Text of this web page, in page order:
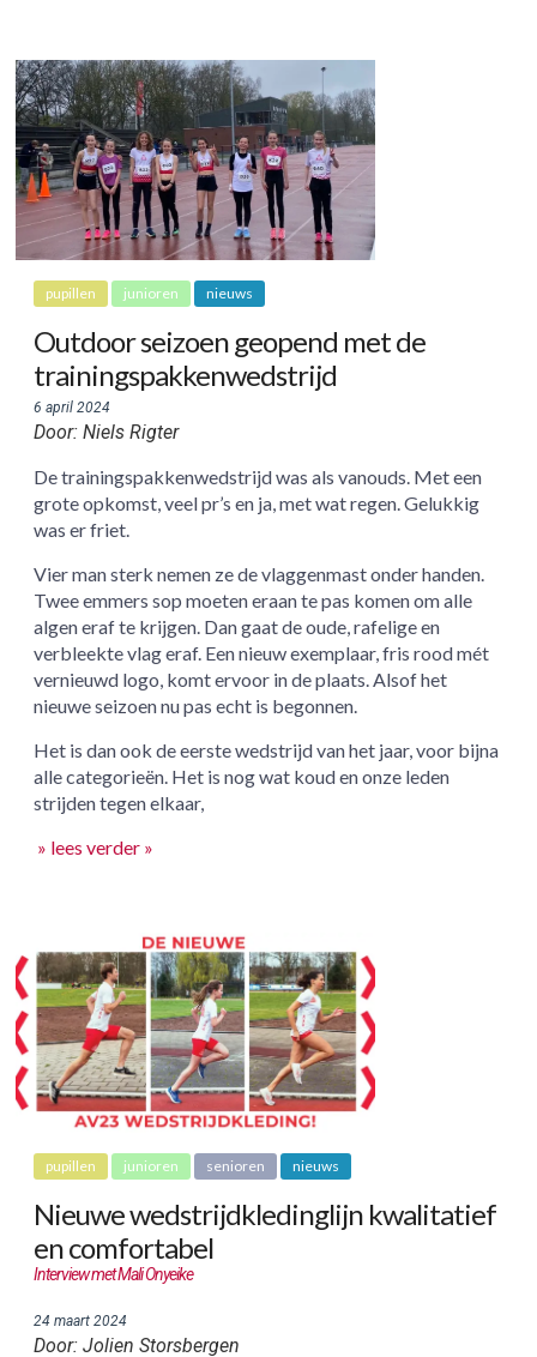
pupillen junioren nieuws
Outdoor seizoen geopend met de
trainingspakkenwedstrijd
6 april 2024
Door: Niels Rigter
De trainingspakkenwedstrijd was als vanouds. Met een
grote opkomst, veel pr’s en ja, met wat regen. Gelukkig
was er friet.
Vier man sterk nemen ze de vlaggenmast onder handen.
Twee emmers sop moeten eraan te pas komen om alle
algen eraf te krijgen. Dan gaat de oude, rafelige en
verbleekte vlag eraf. Een nieuw exemplaar, fris rood mét
vernieuwd logo, komt ervoor in de plaats. Alsof het
nieuwe seizoen nu pas echt is begonnen.
Het is dan ook de eerste wedstrijd van het jaar, voor bijna
alle categorieën. Het is nog wat koud en onze leden
strijden tegen elkaar,
» lees verder »
pupillen junioren senioren nieuws
Nieuwe wedstrijdkledinglijn kwalitatief
en comfortabel
Interview met Mali Onyeike
24 maart 2024
Door: Jolien Storsbergen